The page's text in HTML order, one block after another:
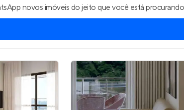
novos imóveis do jeito que você está